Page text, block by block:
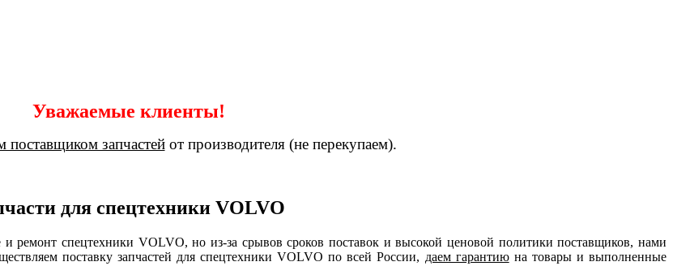
Уважаемые клиенты!
поставщиком запчастейот производителя (не перекупаем).
для спецтехники VOLVO
ремонт спецтехники VOLVO, но из-за срывов сроков поставок и высокой ценовой политики поставщиков, нами
поставку запчастей для спецтехники VOLVO по всей России, даем гарантиюна товары и выполненные